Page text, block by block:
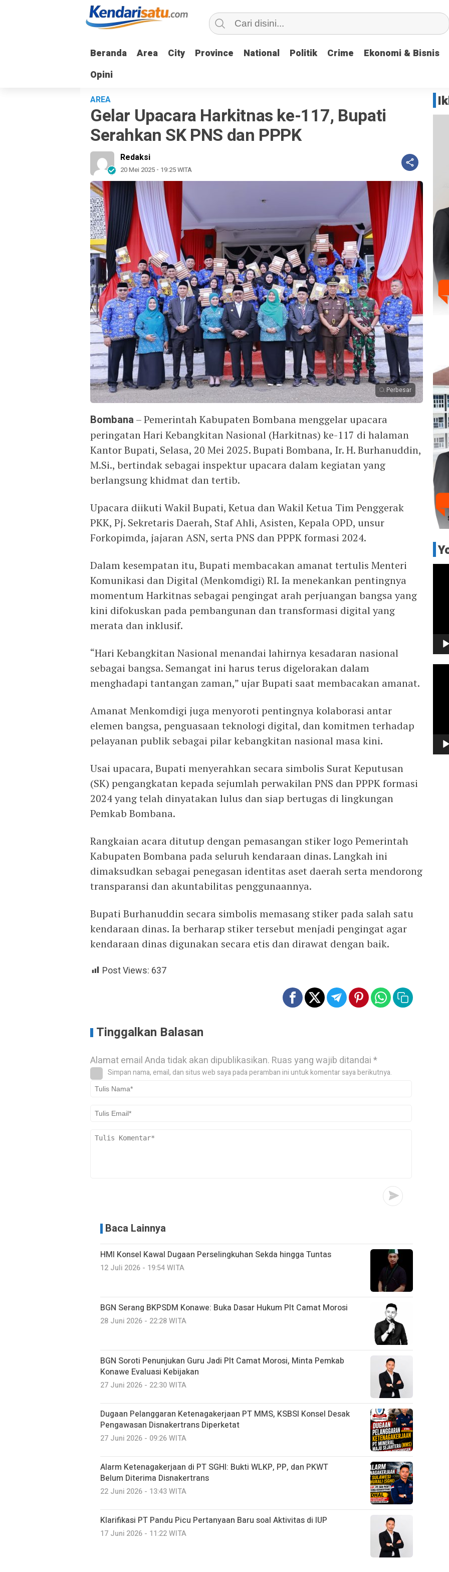
Beranda Area City Province National Politik Crime Ekonomi & Bisnis
Opini
Beranda Area City Province National Politik Crime Ekonomi & Bisnis
Opini
AREA
Gelar Upacara Harkitnas ke-117, Bupati
Serahkan SK PNS dan PPPK
Redaksi
20 Mei 2025 - 19:25 WITA
Perbesar
Bombana – Pemerintah Kabupaten Bombana menggelar upacara
peringatan Hari Kebangkitan Nasional (Harkitnas) ke-117 di halaman
Kantor Bupati, Selasa, 20 Mei 2025. Bupati Bombana, Ir. H. Burhanuddin,
M.Si., bertindak sebagai inspektur upacara dalam kegiatan yang
berlangsung khidmat dan tertib.
Upacara diikuti Wakil Bupati, Ketua dan Wakil Ketua Tim Penggerak
PKK, Pj. Sekretaris Daerah, Staf Ahli, Asisten, Kepala OPD, unsur
Forkopimda, jajaran ASN, serta PNS dan PPPK formasi 2024.
Dalam kesempatan itu, Bupati membacakan amanat tertulis Menteri
Komunikasi dan Digital (Menkomdigi) RI. Ia menekankan pentingnya
momentum Harkitnas sebagai pengingat arah perjuangan bangsa yang
kini difokuskan pada pembangunan dan transformasi digital yang
merata dan inklusif.
“Hari Kebangkitan Nasional menandai lahirnya kesadaran nasional
sebagai bangsa. Semangat ini harus terus digelorakan dalam
menghadapi tantangan zaman,” ujar Bupati saat membacakan amanat.
Amanat Menkomdigi juga menyoroti pentingnya kolaborasi antar
elemen bangsa, penguasaan teknologi digital, dan komitmen terhadap
pelayanan publik sebagai pilar kebangkitan nasional masa kini.
Usai upacara, Bupati menyerahkan secara simbolis Surat Keputusan
(SK) pengangkatan kepada sejumlah perwakilan PNS dan PPPK formasi
2024 yang telah dinyatakan lulus dan siap bertugas di lingkungan
Pemkab Bombana.
Rangkaian acara ditutup dengan pemasangan stiker logo Pemerintah
Kabupaten Bombana pada seluruh kendaraan dinas. Langkah ini
dimaksudkan sebagai penegasan identitas aset daerah serta mendorong
transparansi dan akuntabilitas penggunaannya.
Bupati Burhanuddin secara simbolis memasang stiker pada salah satu
kendaraan dinas. Ia berharap stiker tersebut menjadi pengingat agar
kendaraan dinas digunakan secara etis dan dirawat dengan baik.
Post Views: 637
Tinggalkan Balasan
Alamat email Anda tidak akan dipublikasikan. Ruas yang wajib ditandai*
Simpan nama, email, dan situs web saya pada peramban ini untuk komentar saya berikutnya.
Baca Lainnya
HMI Konsel Kawal Dugaan Perselingkuhan Sekda hingga Tuntas
12 Juli 2026 - 19:54 WITA
BGN Serang BKPSDM Konawe: Buka Dasar Hukum Plt Camat Morosi
28 Juni 2026 - 22:28 WITA
BGN Soroti Penunjukan Guru Jadi Plt Camat Morosi, Minta Pemkab
Konawe Evaluasi Kebijakan
27 Juni 2026 - 22:30 WITA
Dugaan Pelanggaran Ketenagakerjaan PT MMS, KSBSI Konsel Desak
Pengawasan Disnakertrans Diperketat
27 Juni 2026 - 09:26 WITA
Alarm Ketenagakerjaan di PT SGHI: Bukti WLKP, PP, dan PKWT
Belum Diterima Disnakertrans
22 Juni 2026 - 13:43 WITA
Klarifikasi PT Pandu Picu Pertanyaan Baru soal Aktivitas di IUP
17 Juni 2026 - 11:22 WITA